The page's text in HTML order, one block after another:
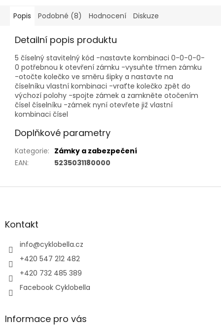
Popis Podobné (8) Hodnocení Diskuze
Detailní popis produktu
5 číselný stavitelný kód -nastavte kombinaci 0-0-0-0-
0 potřebnou k otevření zámku -vysuňte třmen zámku
-otočte kolečko ve směru šipky a nastavte na
číselníku vlastní kombinaci -vraťte kolečko zpět do
výchozí polohy -spojte zámek a zamkněte otočením
čísel číselníku -zámek nyní otevřete již vlastní
kombinaci čísel
Doplňkové parametry
Kategorie: Zámky a zabezpečení
EAN: 5235031180000
Z
aKontakt
info@cyklobella.cz
+420 547 212 482
+420 732 485 389
Facebook Cyklobella
Informace pro vás